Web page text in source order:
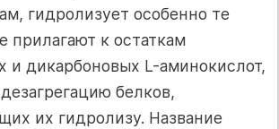
гидролизует особенно те
прилагают к остаткам
и дикарбоновых L-аминокислот,
белков,
их гидролизу. Название